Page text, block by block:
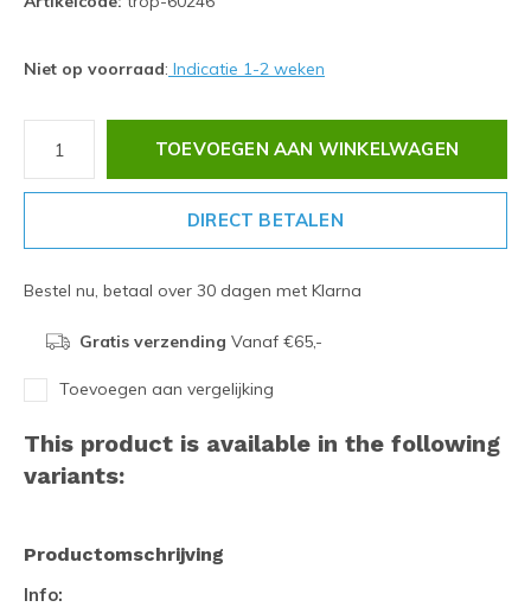
Niet op voorraad: Indicatie 1-2 weken
TOEVOEGEN AAN WINKELWAGEN
DIRECT BETALEN
Bestel nu, betaal over 30 dagen met Klarna
Gratis verzending Vanaf €65,-
Toevoegen aan vergelijking
This product is available in the following
variants:
Productomschrijving
Info: